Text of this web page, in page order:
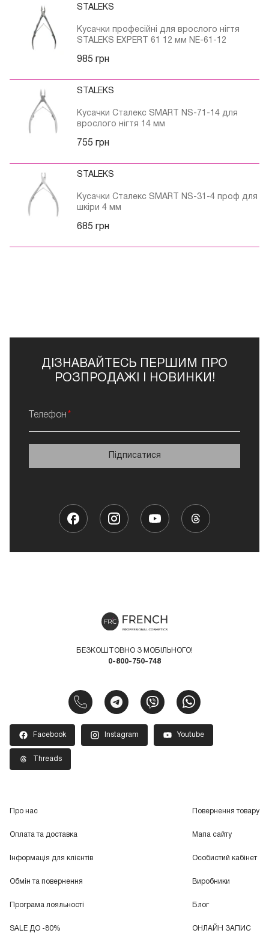
STALEKS
Кусачки професійні для врослого нігтя
STALEKS EXPERT 61 12 мм NE-61-12
985 грн
STALEKS
Кусачки Сталекс SMART NS-71-14 для
врослого нігтя 14 мм
755 грн
STALEKS
Кусачки Сталекс SMART NS-31-4 проф для
шкіри 4 мм
685 грн
ДІЗНАВАЙТЕСЬ ПЕРШИМ ПРО
РОЗПРОДАЖІ І НОВИНКИ!
Телефон
Підписатися
БЕЗКОШТОВНО З МОБІЛЬНОГО!
0-800-750-748
Facebook Instagram Youtube
Threads
Про нас
Оплата та доставка
Інформація для клієнтів
Обмін та повернення
Програма лояльності
SALE ДО -80%
Повернення товару
Мапа сайту
Особистий кабінет
Виробники
Блог
ОНЛАЙН ЗАПИС